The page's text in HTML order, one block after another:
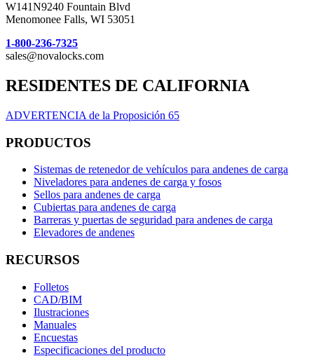
W141N9240 Fountain Blvd
Menomonee Falls, WI 53051
1-800-236-7325
sales@novalocks.com
RESIDENTES DE CALIFORNIA
ADVERTENCIA de la Proposición 65
PRODUCTOS
Sistemas de retenedor de vehículos para andenes de carga
Niveladores para andenes de carga y fosos
Sellos para andenes de carga
Cubiertas para andenes de carga
Barreras y puertas de seguridad para andenes de carga
Elevadores de andenes
RECURSOS
Folletos
CAD/BIM
Ilustraciones
Manuales
Encuestas
Especificaciones del producto